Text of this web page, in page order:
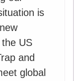
is
US
and
global